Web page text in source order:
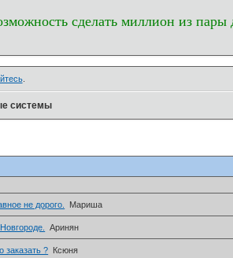
сделать миллион из
.
системы
не дорого. Мариша
Аринян
заказать ? Ксюня